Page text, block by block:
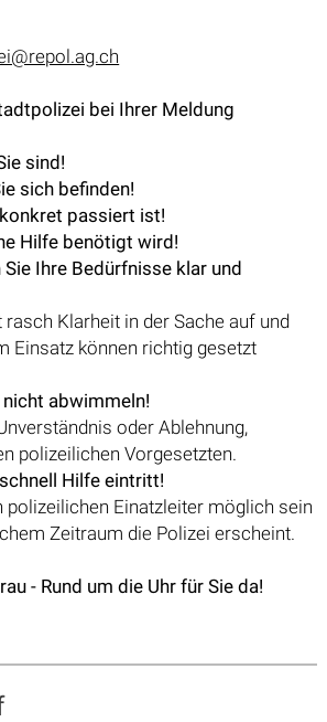
bei Ihrer Meldung
sind!
sich befinden!
passiert ist!
Hilfe benötigt wird!
Ihre Bedürfnisse klar und
Klarheit in der Sache auf und
Einsatz können richtig gesetzt
abwimmeln!
oder Ablehnung,
polizeilichen Vorgesetzten.
Hilfe eintritt!
polizeilichen Einatzleiter möglich sein
Zeitraum die Polizei erscheint.
- Rund um die Uhr für Sie da!